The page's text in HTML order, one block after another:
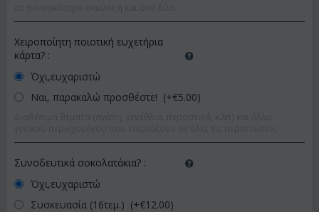
Χειροποίητη ποιοτική ευχετήρια
κάρτα? :
Όχι,ευχαριστώ
Ναι, παρακαλώ προσθέστε! (+€5.00)
Συνοδευτικά σοκολατάκια? :
Όχι,ευχαριστώ
Συσκευασία (16τεμ.) (+€12.00)